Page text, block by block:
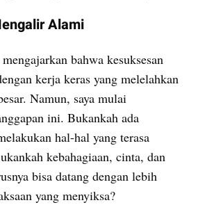
Alami
bahwa kesuksesan
kerja keras yang melelahkan
Namun, saya mulai
ini. Bukankah ada
hal-hal yang terasa
kebahagiaan, cinta, dan
bisa datang dengan lebih
yang menyiksa?